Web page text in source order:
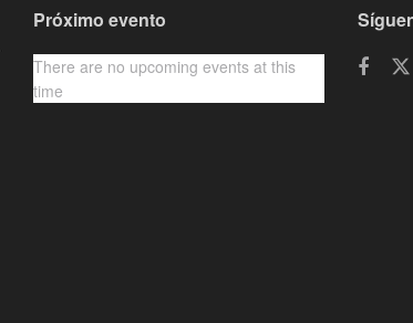
Próximo evento
There are no upcoming events at this
time